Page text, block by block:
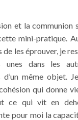
et la communion
mini-pratique.
les éprouver, je
unes dans les
même objet.
qui donne
ce qui vit en
pour moi la